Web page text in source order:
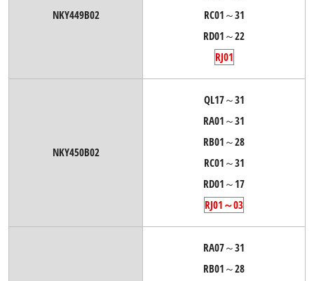
NKY449B02
RC01～31
RD01～22
RJ01
NKY450B02
QL17～31
RA01～31
RB01～28
RC01～31
RD01～17
RJ01～03
RA07～31
RB01～28